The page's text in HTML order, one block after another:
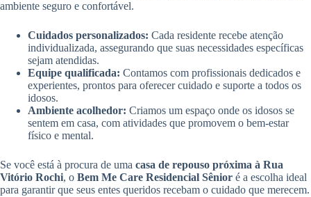
ambiente seguro e confortável.
Cuidados personalizados: Cada residente recebe atenção
individualizada, assegurando que suas necessidades específicas
sejam atendidas.
Equipe qualificada: Contamos com profissionais dedicados e
experientes, prontos para oferecer cuidado e suporte a todos os
idosos.
Ambiente acolhedor: Criamos um espaço onde os idosos se
sentem em casa, com atividades que promovem o bem-estar
físico e mental.
Se você está à procura de uma casa de repouso próxima à Rua
Vitório Rochi, o Bem Me Care Residencial Sênior é a escolha ideal
para garantir que seus entes queridos recebam o cuidado que merecem.